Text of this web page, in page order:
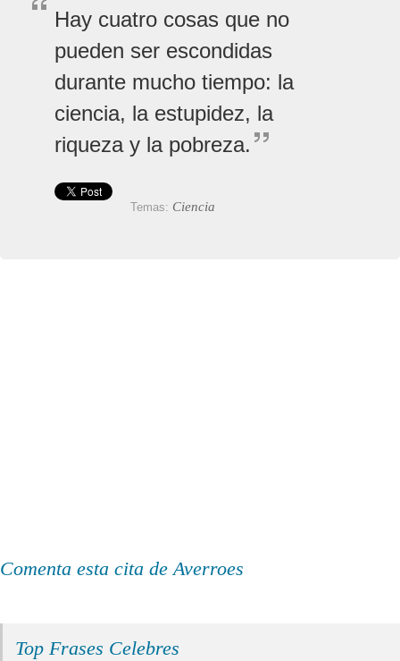
Hay cuatro cosas que no
pueden ser escondidas
durante mucho tiempo: la
ciencia, la estupidez, la
riqueza y la pobreza.
Temas: Ciencia
Comenta esta cita de Averroes
Top Frases Celebres